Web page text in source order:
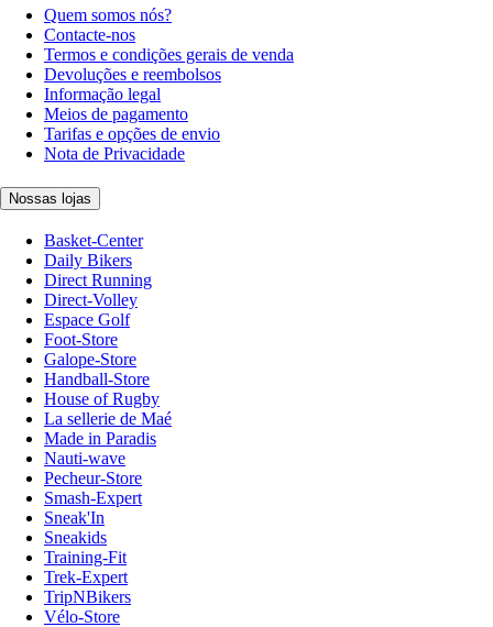
Quem somos nós?
Contacte-nos
Termos e condições gerais de venda
Devoluções e reembolsos
Informação legal
Meios de pagamento
Tarifas e opções de envio
Nota de Privacidade
Nossas lojas
Basket-Center
Daily Bikers
Direct Running
Direct-Volley
Espace Golf
Foot-Store
Galope-Store
Handball-Store
House of Rugby
La sellerie de Maé
Made in Paradis
Nauti-wave
Pecheur-Store
Smash-Expert
Sneak'In
Sneakids
Training-Fit
Trek-Expert
TripNBikers
Vélo-Store